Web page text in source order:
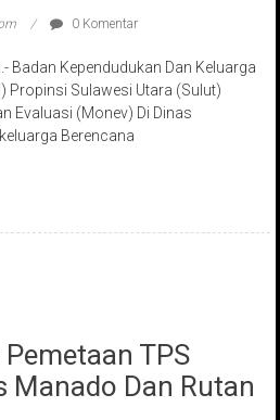
0 Komentar
Badan Kependudukan Dan Keluarga
Propinsi Sulawesi Utara (Sulut)
Evaluasi (Monev) Di Dinas
Berencana
TPS
Manado Dan Rutan